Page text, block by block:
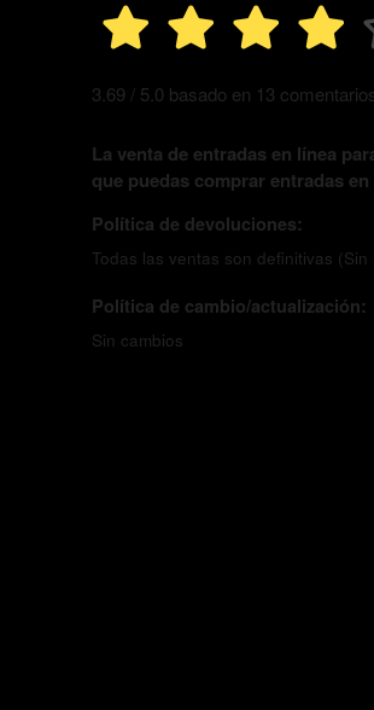
3.69 / 5.0 basado en 13
La venta de entradas en línea
que puedas comprar entradas
Política de devoluciones:
Todas las ventas son definitivas (Sin
Política de cambio/actualización:
Sin cambios